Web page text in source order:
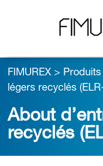
FIMUREX > Produits
légers recyclés
About
recyclés